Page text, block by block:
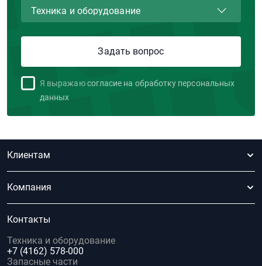
Я выражаю согласие на обработку персональных
данных
Клиентам
Компания
Контакты
Техника и оборудование
+7 (4162) 578-000
Запасные части